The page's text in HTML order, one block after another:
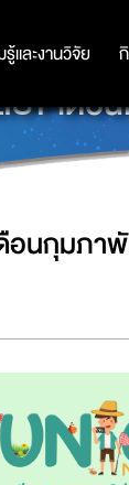
และงานวิจัย
และงานวิจัย
เดื
อนกุมภา